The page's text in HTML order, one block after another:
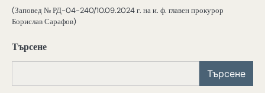
(Заповед № РД-04-240/10.09.2024 г. на и. ф. главен прокурор
Борислав Сарафов)
Търсене
Търсене